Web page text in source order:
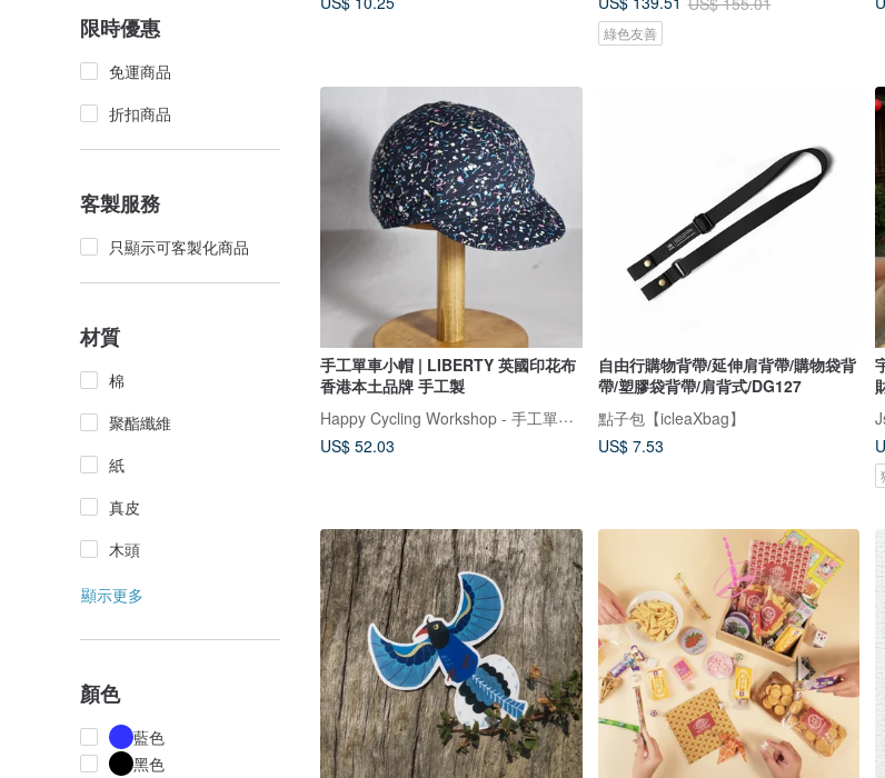
限時優惠
免運商品
折扣商品
客製服務
只顯示可客製化商品
材質
棉
聚酯纖維
紙
真皮
木頭
顯示更多
顏色
藍色
黑色
綠色友善
手工單車小帽 | LIBERTY 英國印花布
香港本土品牌 手工製
Happy Cycling Workshop - 手工單車小帽
US$ 52.03
自由行購物背帶/延伸肩背帶/購物袋背
帶/塑膠袋背帶/肩背式/DG127
點子包【icleaXbag】
US$ 7.53